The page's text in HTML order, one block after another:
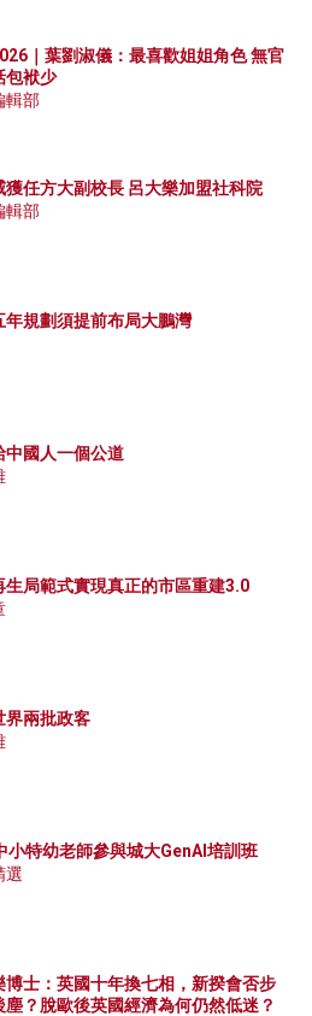
｜葉劉淑儀：最喜歡姐姐角色 無官
包袱少
輯部
獲任方大副校長 呂大樂加盟社科院
輯部
年規劃須提前布局大鵬灣
中國人一個公道
生局範式實現真正的市區重建3.0
界兩批政客
小特幼老師參與城大GenAI培訓班
選
博士：英國十年換七相，新揆會否步
塵？脫歐後英國經濟為何仍然低迷？